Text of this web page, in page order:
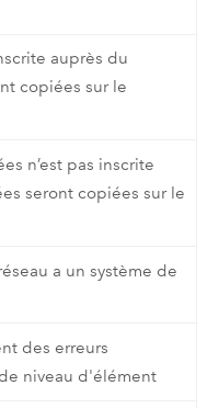
auprès du
copiées sur le
n’est pas inscrite
seront copiées sur le
a un système de
des erreurs
niveau d'élément